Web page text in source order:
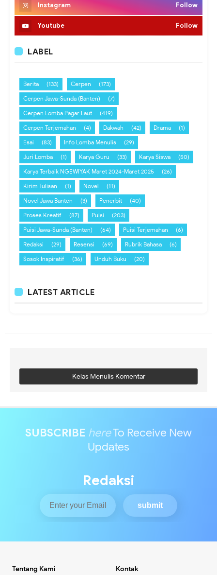
Instagram Follow
Youtube Follow
LABEL
Berita (133) Cerpen
(173)
Cerpen Jawa-Sunda (Banten)
(7)
Cerpen Lomba Pagar Laut
(419)
Cerpen Terjemahan
(4) Dakwah (42) Drama
(1)
Esai
(83) Info Lomba Menulis
(29)
Juri Lomba
(1) Karya Guru (33) Karya Siswa
(50)
Karya Terbaik NGEWIYAK Maret 2024-Maret 2025
(26)
Kirim Tulisan
(1) Novel
(11)
Novel Jawa Banten
(3) Penerbit
(40)
Proses Kreatif
(87) Puisi
(203)
Puisi Jawa-Sunda (Banten)
(64) Puisi Terjemahan
(6)
Redaksi
(29) Resensi (69) Rubrik Bahasa
(6)
Sosok Inspiratif
(36) Unduh Buku (20)
LATEST ARTICLE
Kelas Menulis Komentar
SUBSCRIBE hereTo Receive New
Updates
Redaksi
Tentang Kami Kontak